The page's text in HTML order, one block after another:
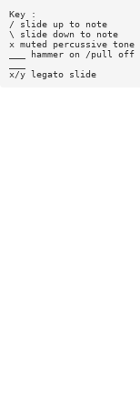
Key :
/ slide up to note
\ slide down to note
x muted percussive tone
___ hammer on /pull off
x/y legato slide